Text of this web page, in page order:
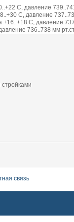
С, давление
С, давление
С, давление
736..738 мм
связь